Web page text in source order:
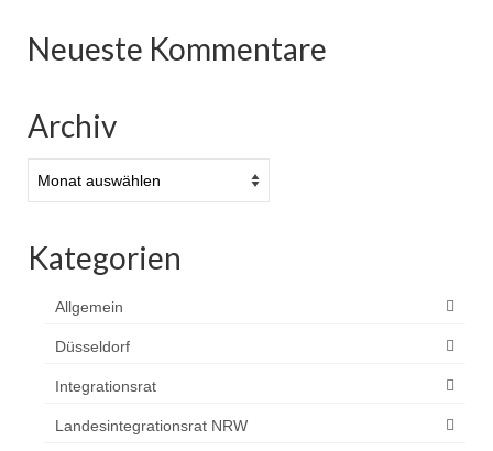
Neueste Kommentare
Archiv
Kategorien
Allgemein
Düsseldorf
Integrationsrat
Landesintegrationsrat NRW